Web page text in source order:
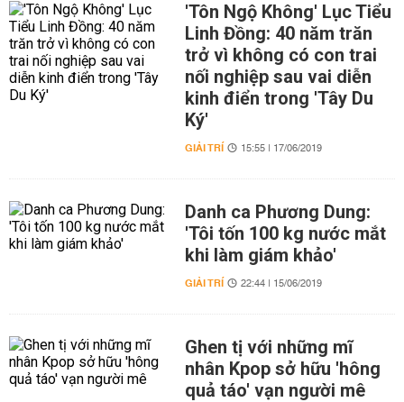
'Tôn Ngộ Không' Lục Tiểu
Linh Đồng: 40 năm trăn
trở vì không có con trai
nối nghiệp sau vai diễn
kinh điển trong 'Tây Du
Ký'
GIẢI TRÍ 15:55 | 17/06/2019
Danh ca Phương Dung:
'Tôi tốn 100 kg nước mắt
khi làm giám khảo'
GIẢI TRÍ 22:44 | 15/06/2019
Ghen tị với những mĩ
nhân Kpop sở hữu 'hông
quả táo' vạn người mê